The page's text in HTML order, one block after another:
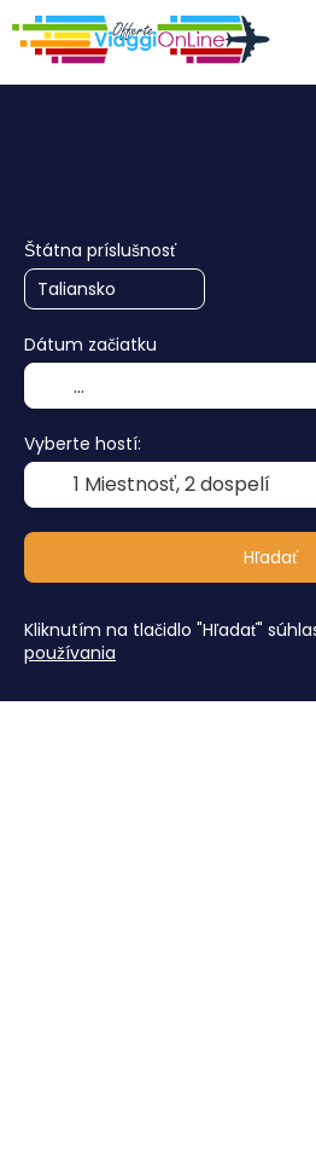
Štátna príslušnosť
Dátum začiatku
Vyberte hostí:
1 Miestnosť,2 dospelí
Hľadať
Kliknutím na tlačidlo "Hľadať"
používania